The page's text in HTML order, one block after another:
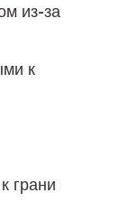
из-за
к
грани